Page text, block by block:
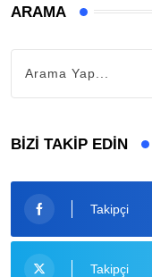
ARAMA
BIZI TAKIP EDIN
Takipçi
Takipçi